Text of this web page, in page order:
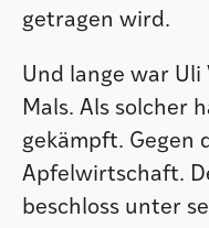
getragen wird.
Und lange war
Mals. Als solcher
gekämpft. Gegen
Apfelwirtschaft.
beschloss unter